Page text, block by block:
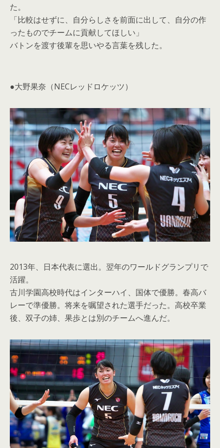
た。
「比較はせずに、自分らしさを前面に出して、自分の作
ったものでチームに貢献してほしい」
バトンを渡す後輩を思いやる言葉を残した。
●大野果奈（NECレッドロケッツ）
2013年、日本代表に選出。翌年のワールドグランプリで
活躍。
古川学園高校時代はインターハイ、国体で優勝。春高バ
レーで準優勝。将来を嘱望された選手だった。高校卒業
後、双子の姉、果歩とは別のチームへ進んだ。